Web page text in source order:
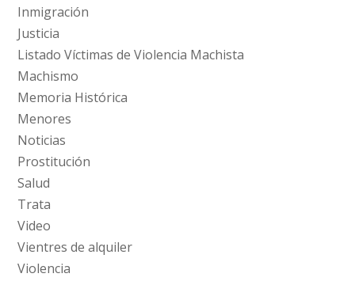
Inmigración
Justicia
Listado Víctimas de Violencia Machista
Machismo
Memoria Histórica
Menores
Noticias
Prostitución
Salud
Trata
Video
Vientres de alquiler
Violencia